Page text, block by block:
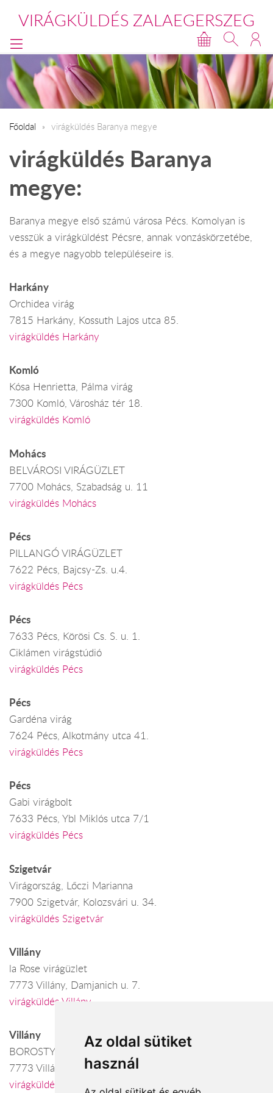
Az oldal sütiket
használ
VIRÁGKÜLDÉS ZALAEGERSZEG
Főoldal virágküldés Baranya megye
virágküldés Baranya
megye:
Baranya megye első számú városa Pécs. Komolyan is
vesszük a virágküldést Pécsre, annak vonzáskörzetébe,
és a megye nagyobb településeire is.
Harkány
Orchidea virág
7815 Harkány, Kossuth Lajos utca 85.
virágküldés Harkány
Komló
Kósa Henrietta, Pálma virág
7300 Komló, Városház tér 18.
virágküldés Komló
Mohács
BELVÁROSI VIRÁGÜZLET
7700 Mohács, Szabadság u. 11
virágküldés Mohács
Pécs
PILLANGÓ VIRÁGÜZLET
7622 Pécs, Bajcsy-Zs. u.4.
virágküldés Pécs
Pécs
7633 Pécs, Körösi Cs. S. u. 1.
Ciklámen virágstúdió
virágküldés Pécs
Pécs
Gardéna virág
7624 Pécs, Alkotmány utca 41.
virágküldés Pécs
Pécs
Gabi virágbolt
7633 Pécs, Ybl Miklós utca 7/1
virágküldés Pécs
Szigetvár
Virágország, Lőczi Marianna
7900 Szigetvár, Kolozsvári u. 34.
virágküldés Szigetvár
Villány
la Rose virágüzlet
7773 Villány, Damjanich u. 7.
virágküldés Villány
Villány
BOROSTYÁN VIRÁGÜZLET
7773 Villány, Baross G.u. 21.
virágküldés Villány